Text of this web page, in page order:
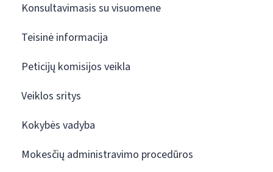
Konsultavimasis su visuomene
Teisinė informacija
Peticijų komisijos veikla
Veiklos sritys
Kokybės vadyba
Mokesčių administravimo procedūros